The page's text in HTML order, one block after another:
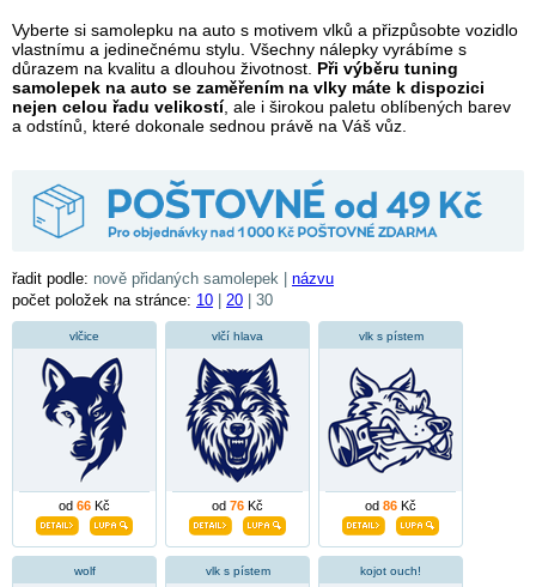
Vyberte si samolepku na auto s motivem vlků a přizpůsobte vozidlo
vlastnímu a jedinečnému stylu. Všechny nálepky vyrábíme s
důrazem na kvalitu a dlouhou životnost. Při výběru tuning
samolepek na auto se zaměřením na vlky máte k dispozici
nejen celou řadu velikostí, ale i širokou paletu oblíbených barev
a odstínů, které dokonale sednou právě na Váš vůz.
řadit podle: nově přidaných samolepek | názvu
počet položek na stránce: 10 20 | 30
vlčice
od 66 Kč
vlčí hlava
od 76 Kč
vlk s pístem
od 86 Kč
wolf vlk s pístem kojot ouch!